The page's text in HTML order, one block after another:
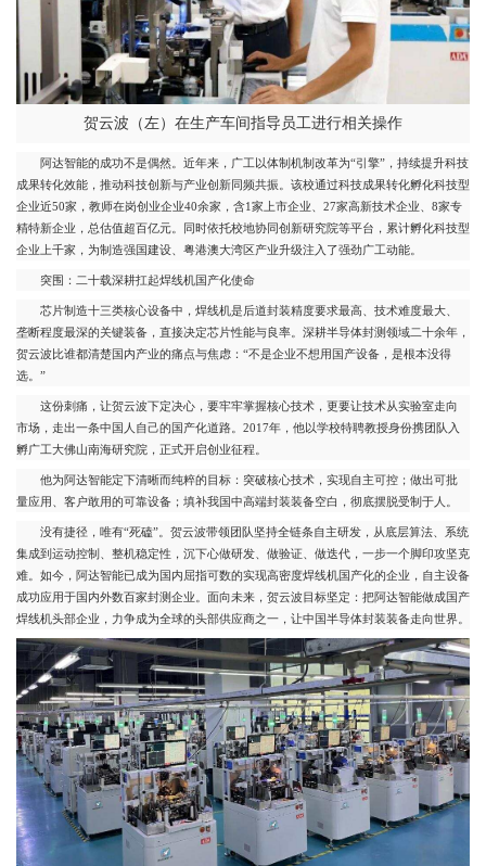
贺云波（左）在生产车间指导员工进行相关操作
阿达智能的成功不是偶然。近年来，广工以体制机制改革为“引擎”，持续提升科技
成果转化效能，推动科技创新与产业创新同频共振。该校通过科技成果转化孵化科技型
企业近50家，教师在岗创业企业40余家，含1家上市企业、27家高新技术企业、8家专
精特新企业，总估值超百亿元。同时依托校地协同创新研究院等平台，累计孵化科技型
企业上千家，为制造强国建设、粤港澳大湾区产业升级注入了强劲广工动能。
突围：二十载深耕扛起焊线机国产化使命
芯片制造十三类核心设备中，焊线机是后道封装精度要求最高、技术难度最大、
垄断程度最深的关键装备，直接决定芯片性能与良率。深耕半导体封测领域二十余年，
贺云波比谁都清楚国内产业的痛点与焦虑：“不是企业不想用国产设备，是根本没得
选。”
这份刺痛，让贺云波下定决心，要牢牢掌握核心技术，更要让技术从实验室走向
市场，走出一条中国人自己的国产化道路。2017年，他以学校特聘教授身份携团队入
孵广工大佛山南海研究院，正式开启创业征程。
他为阿达智能定下清晰而纯粹的目标：突破核心技术，实现自主可控；做出可批
量应用、客户敢用的可靠设备；填补我国中高端封装装备空白，彻底摆脱受制于人。
没有捷径，唯有“死磕”。贺云波带领团队坚持全链条自主研发，从底层算法、系统
集成到运动控制、整机稳定性，沉下心做研发、做验证、做迭代，一步一个脚印攻坚克
难。如今，阿达智能已成为国内屈指可数的实现高密度焊线机国产化的企业，自主设备
成功应用于国内外数百家封测企业。面向未来，贺云波目标坚定：把阿达智能做成国产
焊线机头部企业，力争成为全球的头部供应商之一，让中国半导体封装装备走向世界。